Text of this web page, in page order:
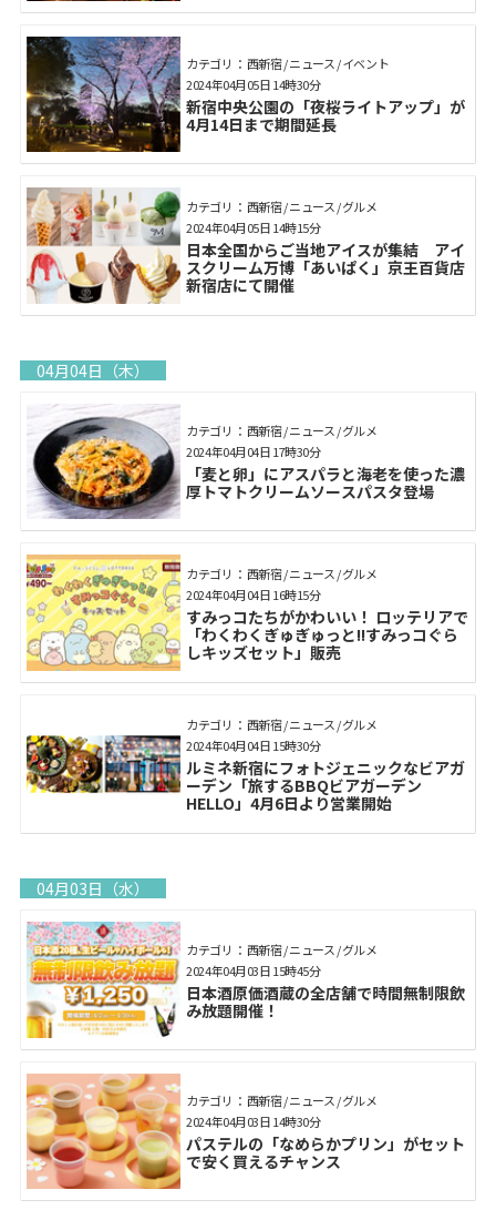
カテゴリ： 西新宿 / ニュース / イベント
新宿中央公園の「夜桜ライトアップ」が
4月14日まで期間延長
2024年04月05日 14時30分
カテゴリ： 西新宿 / ニュース / グルメ
日本全国からご当地アイスが集結 アイ
スクリーム万博「あいぱく」京王百貨店
新宿店にて開催
2024年04月05日 14時15分
04月04日（木）
カテゴリ： 西新宿 / ニュース / グルメ
「麦と卵」にアスパラと海老を使った濃
厚トマトクリームソースパスタ登場
2024年04月04日 17時30分
カテゴリ： 西新宿 / ニュース / グルメ
すみっコたちがかわいい！ ロッテリアで
「わくわくぎゅぎゅっと!!すみっコぐら
しキッズセット」販売
2024年04月04日 16時15分
カテゴリ： 西新宿 / ニュース / グルメ
ルミネ新宿にフォトジェニックなビアガ
ーデン「旅するBBQビアガーデン
HELLO」4月6日より営業開始
2024年04月04日 15時30分
04月03日（水）
カテゴリ： 西新宿 / ニュース / グルメ
日本酒原価酒蔵の全店舗で時間無制限飲
み放題開催！
2024年04月03日 15時45分
カテゴリ： 西新宿 / ニュース / グルメ
パステルの「なめらかプリン」がセット
で安く買えるチャンス
2024年04月03日 14時30分